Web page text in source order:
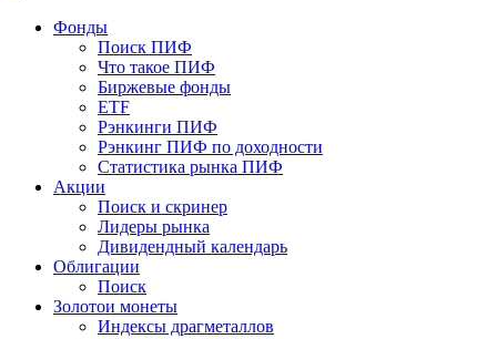
Фонды
Поиск ПИФ
Что такое ПИФ
Биржевые фонды
ETF
Рэнкинги ПИФ
Рэнкинг ПИФ по доходности
Статистика рынка ПИФ
Акции
Поиск и скринер
Лидеры рынка
Дивидендный календарь
Облигации
Поиск
Золотои монеты
Индексы драгметаллов